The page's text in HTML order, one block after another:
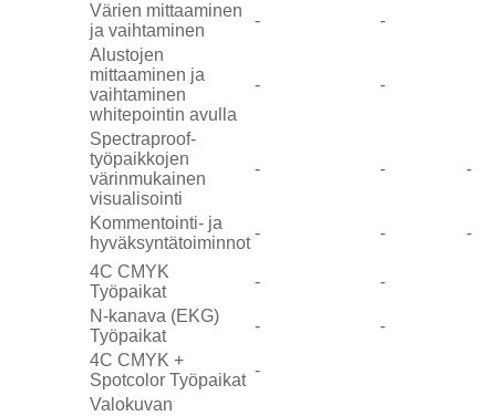
Värien mittaaminen
ja vaihtaminen
-
-
Alustojen
mittaaminen ja
vaihtaminen
whitepointin avulla
- -
Spectraproof-
työpaikkojen
värinmukainen
visualisointi
- - -
Kommentointi- ja
hyväksyntätoiminnot
- - -
4C CMYK
Työpaikat
-
-
N-kanava (EKG)
Työpaikat
-
-
4C CMYK +
Spotcolor Työpaikat
-
Valokuvan